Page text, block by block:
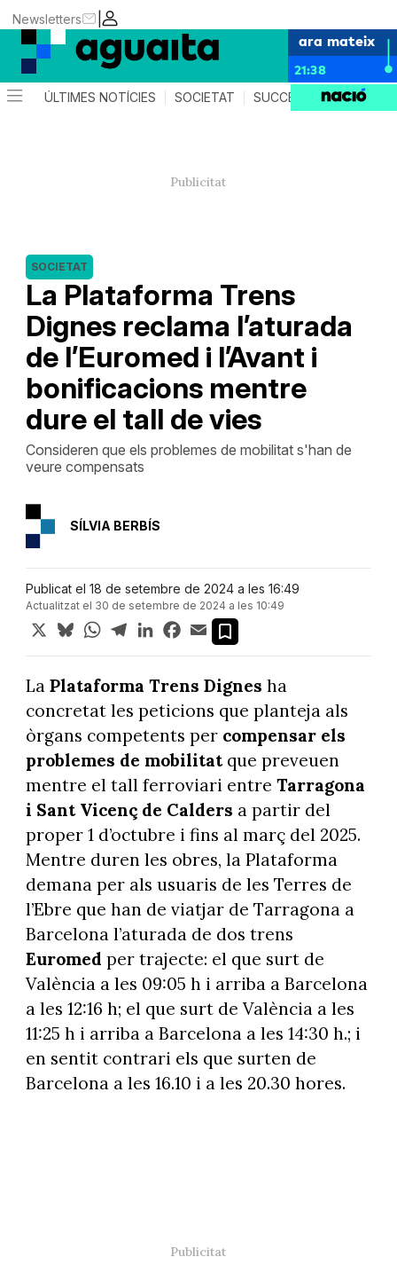
|
Newsletters
ara mateix
21:38
ÚLTIMES NOTÍCIES SOCIETAT SUCCESSOS AGENDA
La Plataforma Trens
Dignes reclama l’aturada
de l’Euromed i l’Avant i
bonificacions mentre
dure el tall de vies
SOCIETAT
Consideren que els problemes de mobilitat s'han de
veure compensats
SÍLVIA BERBÍS
Publicat el 18 de setembre de 2024 a les 16:49
Actualitzat el 30 de setembre de 2024 a les 10:49
X BlueskyWhatsApp
TelegramLinkedInFacebook
Email
La Plataforma Trens Dignes ha
concretat les peticions que planteja als
òrgans competents per compensar els
problemes de mobilitatque preveuen
mentre el tall ferroviari entre Tarragona
i Sant Vicenç de Calders a partir del
proper 1 d’octubre i fins al març del 2025.
Mentre duren les obres, la Plataforma
demana per als usuaris de les Terres de
l’Ebre que han de viatjar de Tarragona a
Barcelona l’aturada de dos trens
Euromed per trajecte: el que surt de
València a les 09:05 h i arriba a Barcelona
a les 12:16 h; el que surt de València a les
11:25 h i arriba a Barcelona a les 14:30 h.; i
en sentit contrari els que surten de
Barcelona a les 16.10 i a les 20.30 hores.